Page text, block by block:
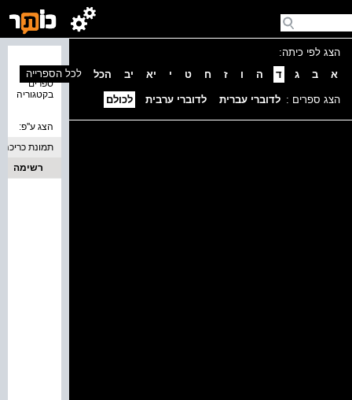
הצג לפי כיתה:
א
ב ג ד ה ו ז ח ט י יא יב הכל
הצג ספרים : לדוברי עברית לדוברי ערבית לכולם
ספרים
בקטגוריה
לכל הספרייה
הצג ע''פ:
תמונת כריכה
רשימה